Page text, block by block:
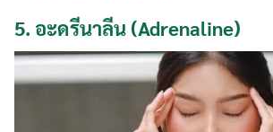
5. อะดรีนาลีน (Adrenaline)